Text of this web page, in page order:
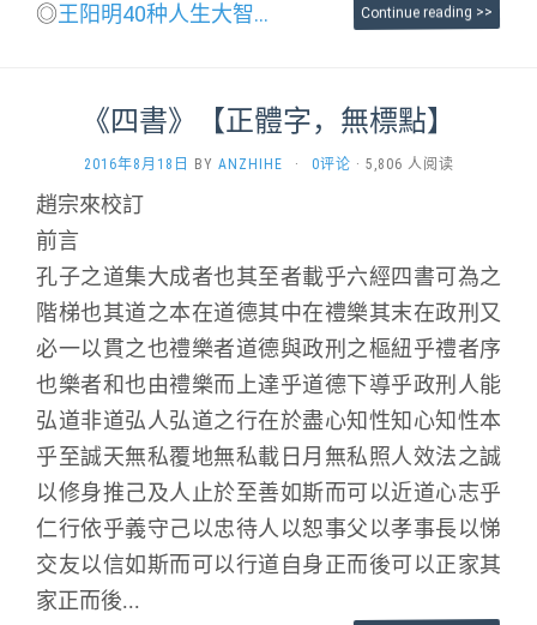
◎王阳明40种人生大智... Continue reading >>
《四書》【正體字，無標點】
2016年8月18日 BY ANZHIHE · 0评论 · 5,806 人阅读
趙宗來校訂
前言
孔子之道集大成者也其至者載乎六經四書可為之
階梯也其道之本在道德其中在禮樂其末在政刑又
必一以貫之也禮樂者道德與政刑之樞紐乎禮者序
也樂者和也由禮樂而上達乎道德下導乎政刑人能
弘道非道弘人弘道之行在於盡心知性知心知性本
乎至誠天無私覆地無私載日月無私照人效法之誠
以修身推己及人止於至善如斯而可以近道心志乎
仁行依乎義守己以忠待人以恕事父以孝事長以悌
交友以信如斯而可以行道自身正而後可以正家其
家正而後...